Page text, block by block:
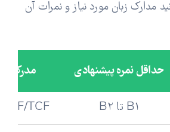
مدارک زبان مورد نیاز و نمرات آن
حداقل نمره پیشنهادی مدرک
B1 تا B2 TCF